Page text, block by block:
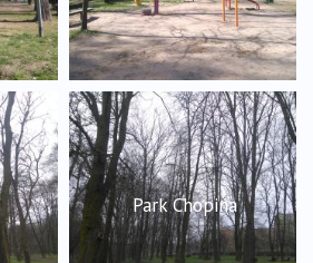
Park Chopina